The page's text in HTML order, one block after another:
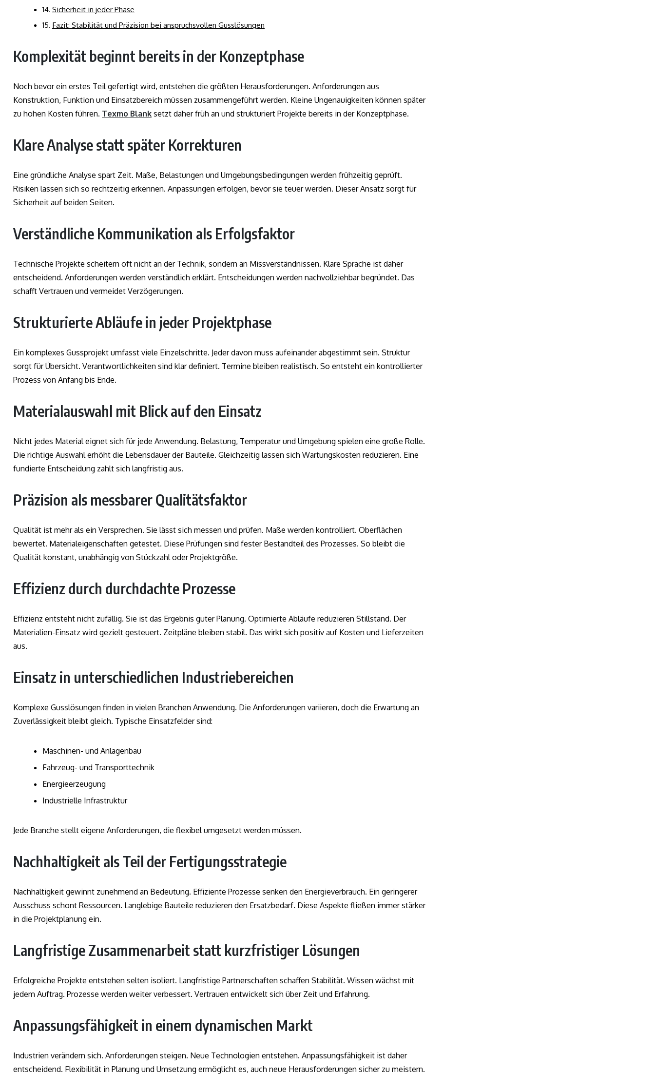
Sicherheit in jeder Phase
Fazit: Stabilität und Präzision bei anspruchsvollen Gusslösungen
Komplexität beginnt bereits in der Konzeptphase
Noch bevor ein erstes Teil gefertigt wird, entstehen die größten Herausforderungen. Anforderungen aus
Konstruktion, Funktion und Einsatzbereich müssen zusammengeführt werden. Kleine Ungenauigkeiten können später
zu hohen Kosten führen. Texmo Blank setzt daher früh an und strukturiert Projekte bereits in der Konzeptphase.
Klare Analyse statt später Korrekturen
Eine gründliche Analyse spart Zeit. Maße, Belastungen und Umgebungsbedingungen werden frühzeitig geprüft.
Risiken lassen sich so rechtzeitig erkennen. Anpassungen erfolgen, bevor sie teuer werden. Dieser Ansatz sorgt für
Sicherheit auf beiden Seiten.
Verständliche Kommunikation als Erfolgsfaktor
Technische Projekte scheitern oft nicht an der Technik, sondern an Missverständnissen. Klare Sprache ist daher
entscheidend. Anforderungen werden verständlich erklärt. Entscheidungen werden nachvollziehbar begründet. Das
schafft Vertrauen und vermeidet Verzögerungen.
Strukturierte Abläufe in jeder Projektphase
Ein komplexes Gussprojekt umfasst viele Einzelschritte. Jeder davon muss aufeinander abgestimmt sein. Struktur
sorgt für Übersicht. Verantwortlichkeiten sind klar definiert. Termine bleiben realistisch. So entsteht ein kontrollierter
Prozess von Anfang bis Ende.
Materialauswahl mit Blick auf den Einsatz
Nicht jedes Material eignet sich für jede Anwendung. Belastung, Temperatur und Umgebung spielen eine große Rolle.
Die richtige Auswahl erhöht die Lebensdauer der Bauteile. Gleichzeitig lassen sich Wartungskosten reduzieren. Eine
fundierte Entscheidung zahlt sich langfristig aus.
Präzision als messbarer Qualitätsfaktor
Qualität ist mehr als ein Versprechen. Sie lässt sich messen und prüfen. Maße werden kontrolliert. Oberflächen
bewertet. Materialeigenschaften getestet. Diese Prüfungen sind fester Bestandteil des Prozesses. So bleibt die
Qualität konstant, unabhängig von Stückzahl oder Projektgröße.
Effizienz durch durchdachte Prozesse
Effizienz entsteht nicht zufällig. Sie ist das Ergebnis guter Planung. Optimierte Abläufe reduzieren Stillstand. Der
Materialien-Einsatz wird gezielt gesteuert. Zeitpläne bleiben stabil. Das wirkt sich positiv auf Kosten und Lieferzeiten
aus.
Einsatz in unterschiedlichen Industriebereichen
Komplexe Gusslösungen finden in vielen Branchen Anwendung. Die Anforderungen variieren, doch die Erwartung an
Zuverlässigkeit bleibt gleich. Typische Einsatzfelder sind:
Maschinen- und Anlagenbau
Fahrzeug- und Transporttechnik
Energieerzeugung
Industrielle Infrastruktur
Jede Branche stellt eigene Anforderungen, die flexibel umgesetzt werden müssen.
Nachhaltigkeit als Teil der Fertigungsstrategie
Nachhaltigkeit gewinnt zunehmend an Bedeutung. Effiziente Prozesse senken den Energieverbrauch. Ein geringerer
Ausschuss schont Ressourcen. Langlebige Bauteile reduzieren den Ersatzbedarf. Diese Aspekte fließen immer stärker
in die Projektplanung ein.
Langfristige Zusammenarbeit statt kurzfristiger Lösungen
Erfolgreiche Projekte entstehen selten isoliert. Langfristige Partnerschaften schaffen Stabilität. Wissen wächst mit
jedem Auftrag. Prozesse werden weiter verbessert. Vertrauen entwickelt sich über Zeit und Erfahrung.
Anpassungsfähigkeit in einem dynamischen Markt
Industrien verändern sich. Anforderungen steigen. Neue Technologien entstehen. Anpassungsfähigkeit ist daher
entscheidend. Flexibilität in Planung und Umsetzung ermöglicht es, auch neue Herausforderungen sicher zu meistern.